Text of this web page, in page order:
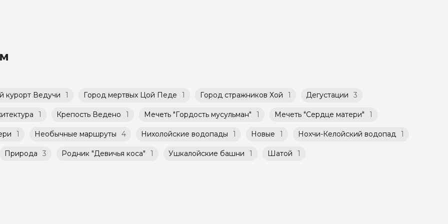
банка можно оплатить любую экскурсию.
и групповые, но с количество участников ограничено
курорт Ведучи 1 Город мертвых Цой Педе 1 Город стражников Хой 1 Дегустации 3
1 Крепость Ведено 1 Мечеть "Гордость мусульман" 1 Мечеть "Сердце матери" 1
1 Необычные маршруты 4 Нихолойские водопады 1 Новые 1 Нохчи-Келойский водопад 1
Природа 3 Родник "Девичья коса" 1 Ушкалойские башни 1 Шатой 1